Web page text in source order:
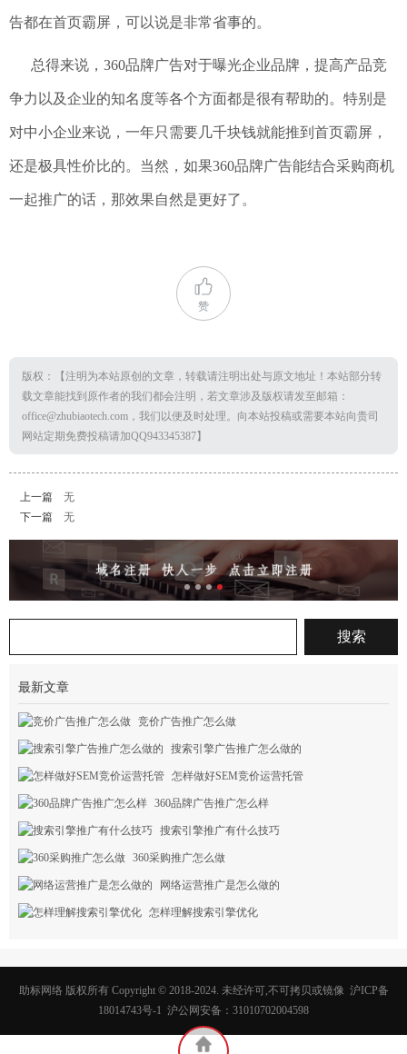
告都在首页霸屏，可以说是非常省事的。
总得来说，360品牌广告对于曝光企业品牌，提高产品竞
争力以及企业的知名度等各个方面都是很有帮助的。特别是
对中小企业来说，一年只需要几千块钱就能推到首页霸屏，
还是极具性价比的。当然，如果360品牌广告能结合采购商机
一起推广的话，那效果自然是更好了。
赞
版权：【注明为本站原创的文章，转载请注明出处与原文地址！本站部分转
载文章能找到原作者的我们都会注明，若文章涉及版权请发至邮箱：
office@zhubiaotech.com，我们以便及时处理。向本站投稿或需要本站向贵司
网站定期免费投稿请加QQ943345387】
上一篇
无
下一篇
无
最新文章
竞价广告推广怎么做
搜索引擎广告推广怎么做的
怎样做好SEM竞价运营托管
360品牌广告推广怎么样
搜索引擎推广有什么技巧
360采购推广怎么做
网络运营推广是怎么做的
怎样理解搜索引擎优化
助标网络 版权所有 Copyright © 2018-2024. 未经许可,不可拷贝或镜像 沪ICP备
18014743号-1 沪公网安备：31010702004598